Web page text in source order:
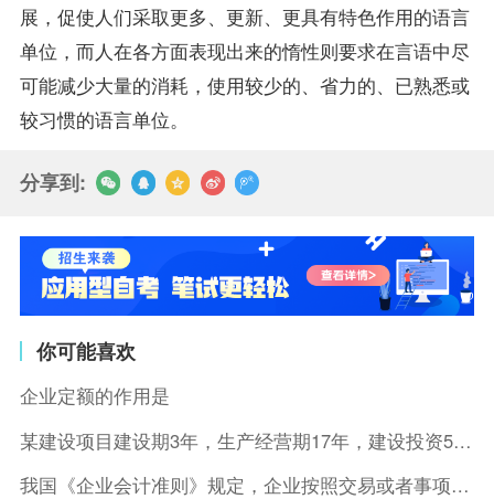
展，促使人们采取更多、更新、更具有特色作用的语言
单位，而人在各方面表现出来的惰性则要求在言语中尽
可能减少大量的消耗，使用较少的、省力的、已熟悉或
较习惯的语言单位。
分享到:
你可能喜欢
企业定额的作用是
某建设项目建设期3年，生产经营期17年，建设投资5500万元
我国《企业会计准则》规定，企业按照交易或者事项的经济特征确定